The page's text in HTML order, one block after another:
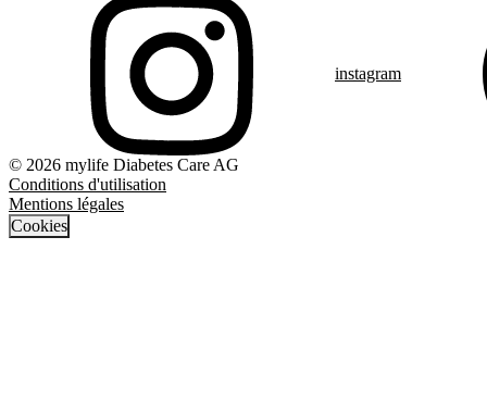
instagram
© 2026 mylife Diabetes Care AG
Conditions d'utilisation
Mentions légales
Cookies